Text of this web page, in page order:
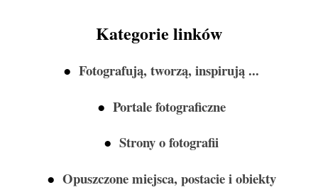
Kategorie linków
● Fotografują, tworzą, inspirują ...
● Portale fotograficzne
● Strony o fotografii
● Opuszczone miejsca, postacie i obiekty